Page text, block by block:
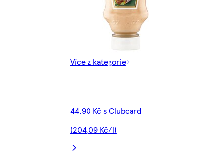
Více z kategorie
44,90 Kč s Clubcard
(204,09 Kč/l)